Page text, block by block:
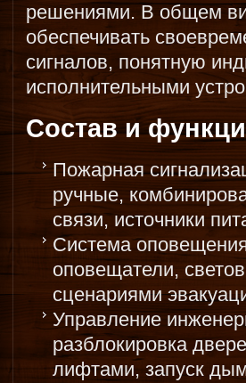
решениями. В общем
обеспечивать
сигналов, понятную
исполнительными
Состав и
Пожарная
ручные,
связи, источники
Система
оповещатели,
сценариями
Управление
разблокировка
лифтами, запуск